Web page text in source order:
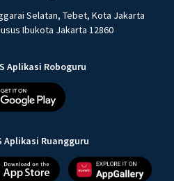
Selatan, Tebet, Kota Jakarta
Ibukota Jakarta 12860
Aplikasi Roboguru
Aplikasi Ruangguru